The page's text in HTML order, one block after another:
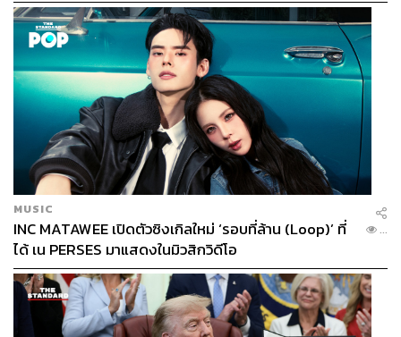
MUSIC
INC MATAWEE เปิดตัวซิงเกิลใหม่ ‘รอบที่ล้าน (Loop)’ ที่
ได้ เน PERSES มาแสดงในมิวสิกวิดีโอ
...